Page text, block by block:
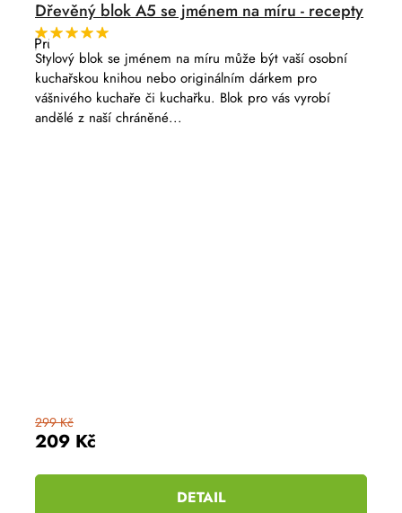
Dřevěný blok A5 se jménem na míru - recepty
Průměrné
hodnocení
produktu
je
5,0
z
5
209 Kč
299 Kč
DETAIL
Stylový blok se jménem na míru může být vaší osobní
kuchařskou knihou nebo originálním dárkem pro
vášnivého kuchaře či kuchařku. Blok pro vás vyrobí
andělé z naší chráněné...